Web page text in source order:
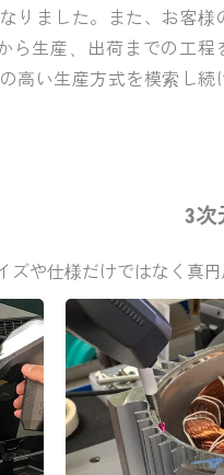
りました。また、お客様
ら生産、出荷までの工程
高い生産方式を模索し続
3次
や仕様だけではなく真